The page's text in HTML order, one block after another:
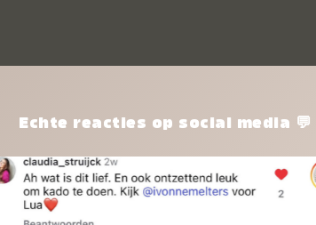
Echte reacties op social media 💬